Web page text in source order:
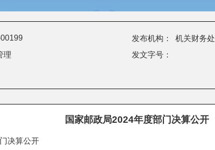
发布机构：
机关财务处
理
发文字号：
国家邮政局2024年度部门决算公开
决算公开